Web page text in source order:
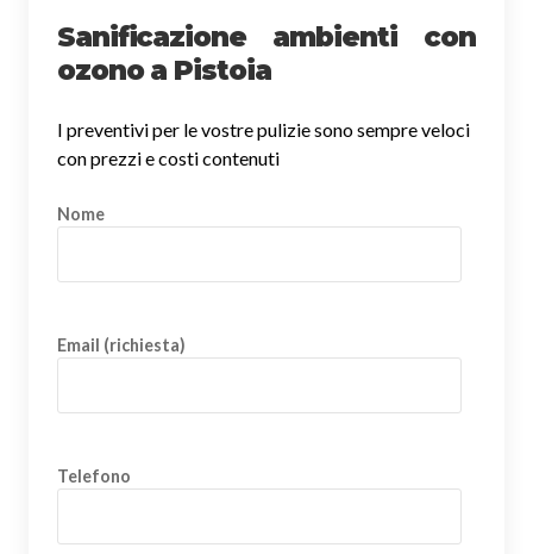
Sanificazione ambienti con
ozono a Pistoia
I preventivi per le vostre pulizie sono sempre veloci
con prezzi e costi contenuti
Nome
Email (richiesta)
Telefono